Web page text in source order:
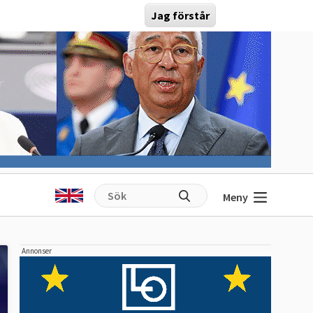
Jag förstår
Meny
Annonser